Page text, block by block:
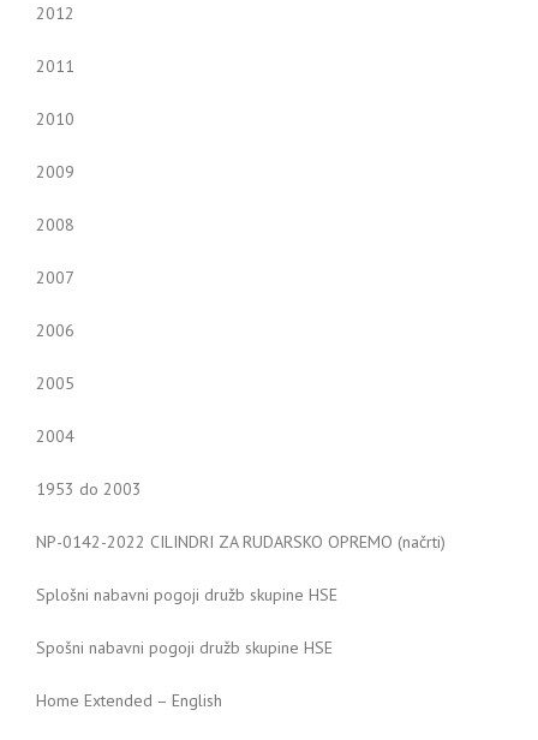
2012
2011
2010
2009
2008
2007
2006
2005
2004
1953 do 2003
NP-0142-2022 CILINDRI ZA RUDARSKO OPREMO (načrti)
Splošni nabavni pogoji družb skupine HSE
Spošni nabavni pogoji družb skupine HSE
Home Extended – English